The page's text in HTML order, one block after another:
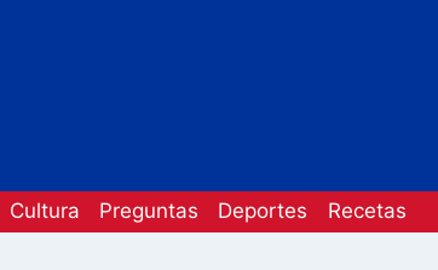
Cultura Preguntas Deportes Recetas